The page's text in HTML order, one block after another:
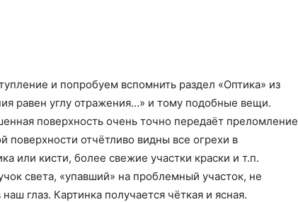
и попробуем вспомнить раздел «Оптика» из
равен углу отражения…» и тому подобные вещи.
поверхность очень точно передаёт преломление
поверхности отчётливо видны все огрехи в
или кисти, более свежие участки краски и т.п.
света, «упавший» на проблемный участок, не
глаз. Картинка получается чёткая и ясная.